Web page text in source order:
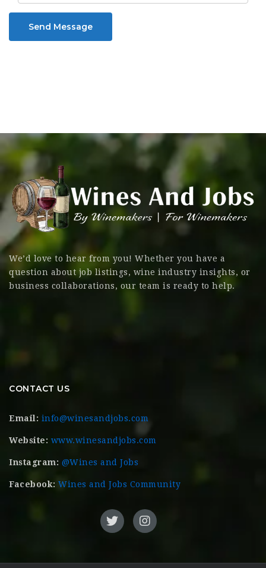
Send Message
We’d love to hear from you! Whether you have a
question about job listings, wine industry insights, or
business collaborations, our team is ready to help.
CONTACT US
Email: info@winesandjobs.com
Website: www.winesandjobs.com
Instagram: @Wines and Jobs
Facebook: Wines and Jobs Community